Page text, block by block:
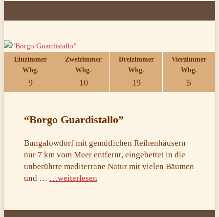
Einzimmer
Whg.
9
Zweizimmer
Whg.
10
Dreizimmer
Whg.
19
Vierzimmer
Whg.
5
“Borgo Guardistallo”
Bungalowdorf mit gemütlichen Reihenhäusern
nur 7 km vom Meer entfernt, eingebettet in die
unberührte mediterrane Natur mit vielen Bäumen
und … …weiterlesen